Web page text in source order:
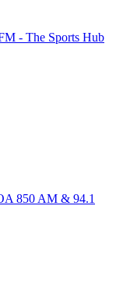
- The Sports Hub
850 AM & 94.1